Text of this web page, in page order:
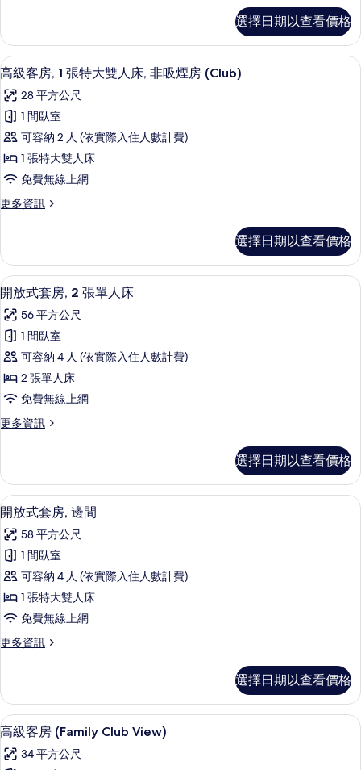
片
大
雙
人
床,
非
吸
煙
房
的
相
片
客
房,
1
特
大
雙
人
床,
非
吸
煙
情
選擇日期以查看價格
顯
示
高
級
客
房,
張
大
雙
人
床,
非
吸
煙
房
(Club)
有
相
片
高級客房, 1 張特大雙人床, 非吸煙房
4
高級客房, 1 張特大雙人床, 非吸煙房 (Club)
28 平方公尺
1 間臥室
可容納 2 人 (依實際入住人數計費)
1 張特大雙人床
免費無線上網
更多資訊
更
客
房,
1
張
特
大
雙
人
床,
非
吸
煙
詳
情
選擇日期以查看價格
顯
示
開
放
式
套
2
單
人
床
的
所
有
相
片
開放式套房, 2 張單人床 | 客房內保險
5
開放式套房, 2 張單人床
56 平方公尺
1 間臥室
可容納 4 人 (依實際入住人數計費)
2 張單人床
免費無線上網
更多資訊
更
式
套
房,
2
張
單
人
床
的
詳
情
選擇日期以查看價格
顯
示
開
放
式
套
邊
的
所
有
相
開放式套房, 邊間 | 客房內保險箱、隔
3
開放式套房, 邊間
58 平方公尺
1 間臥室
可容納 4 人 (依實際入住人數計費)
1 張特大雙人床
免費無線上網
更多資訊
更
式
套
房,
間
選擇日期以查看價格
顯
示
高
高級客房 (Family Club View) | 客房內
7
高級客房 (Family Club View)
34 平方公尺